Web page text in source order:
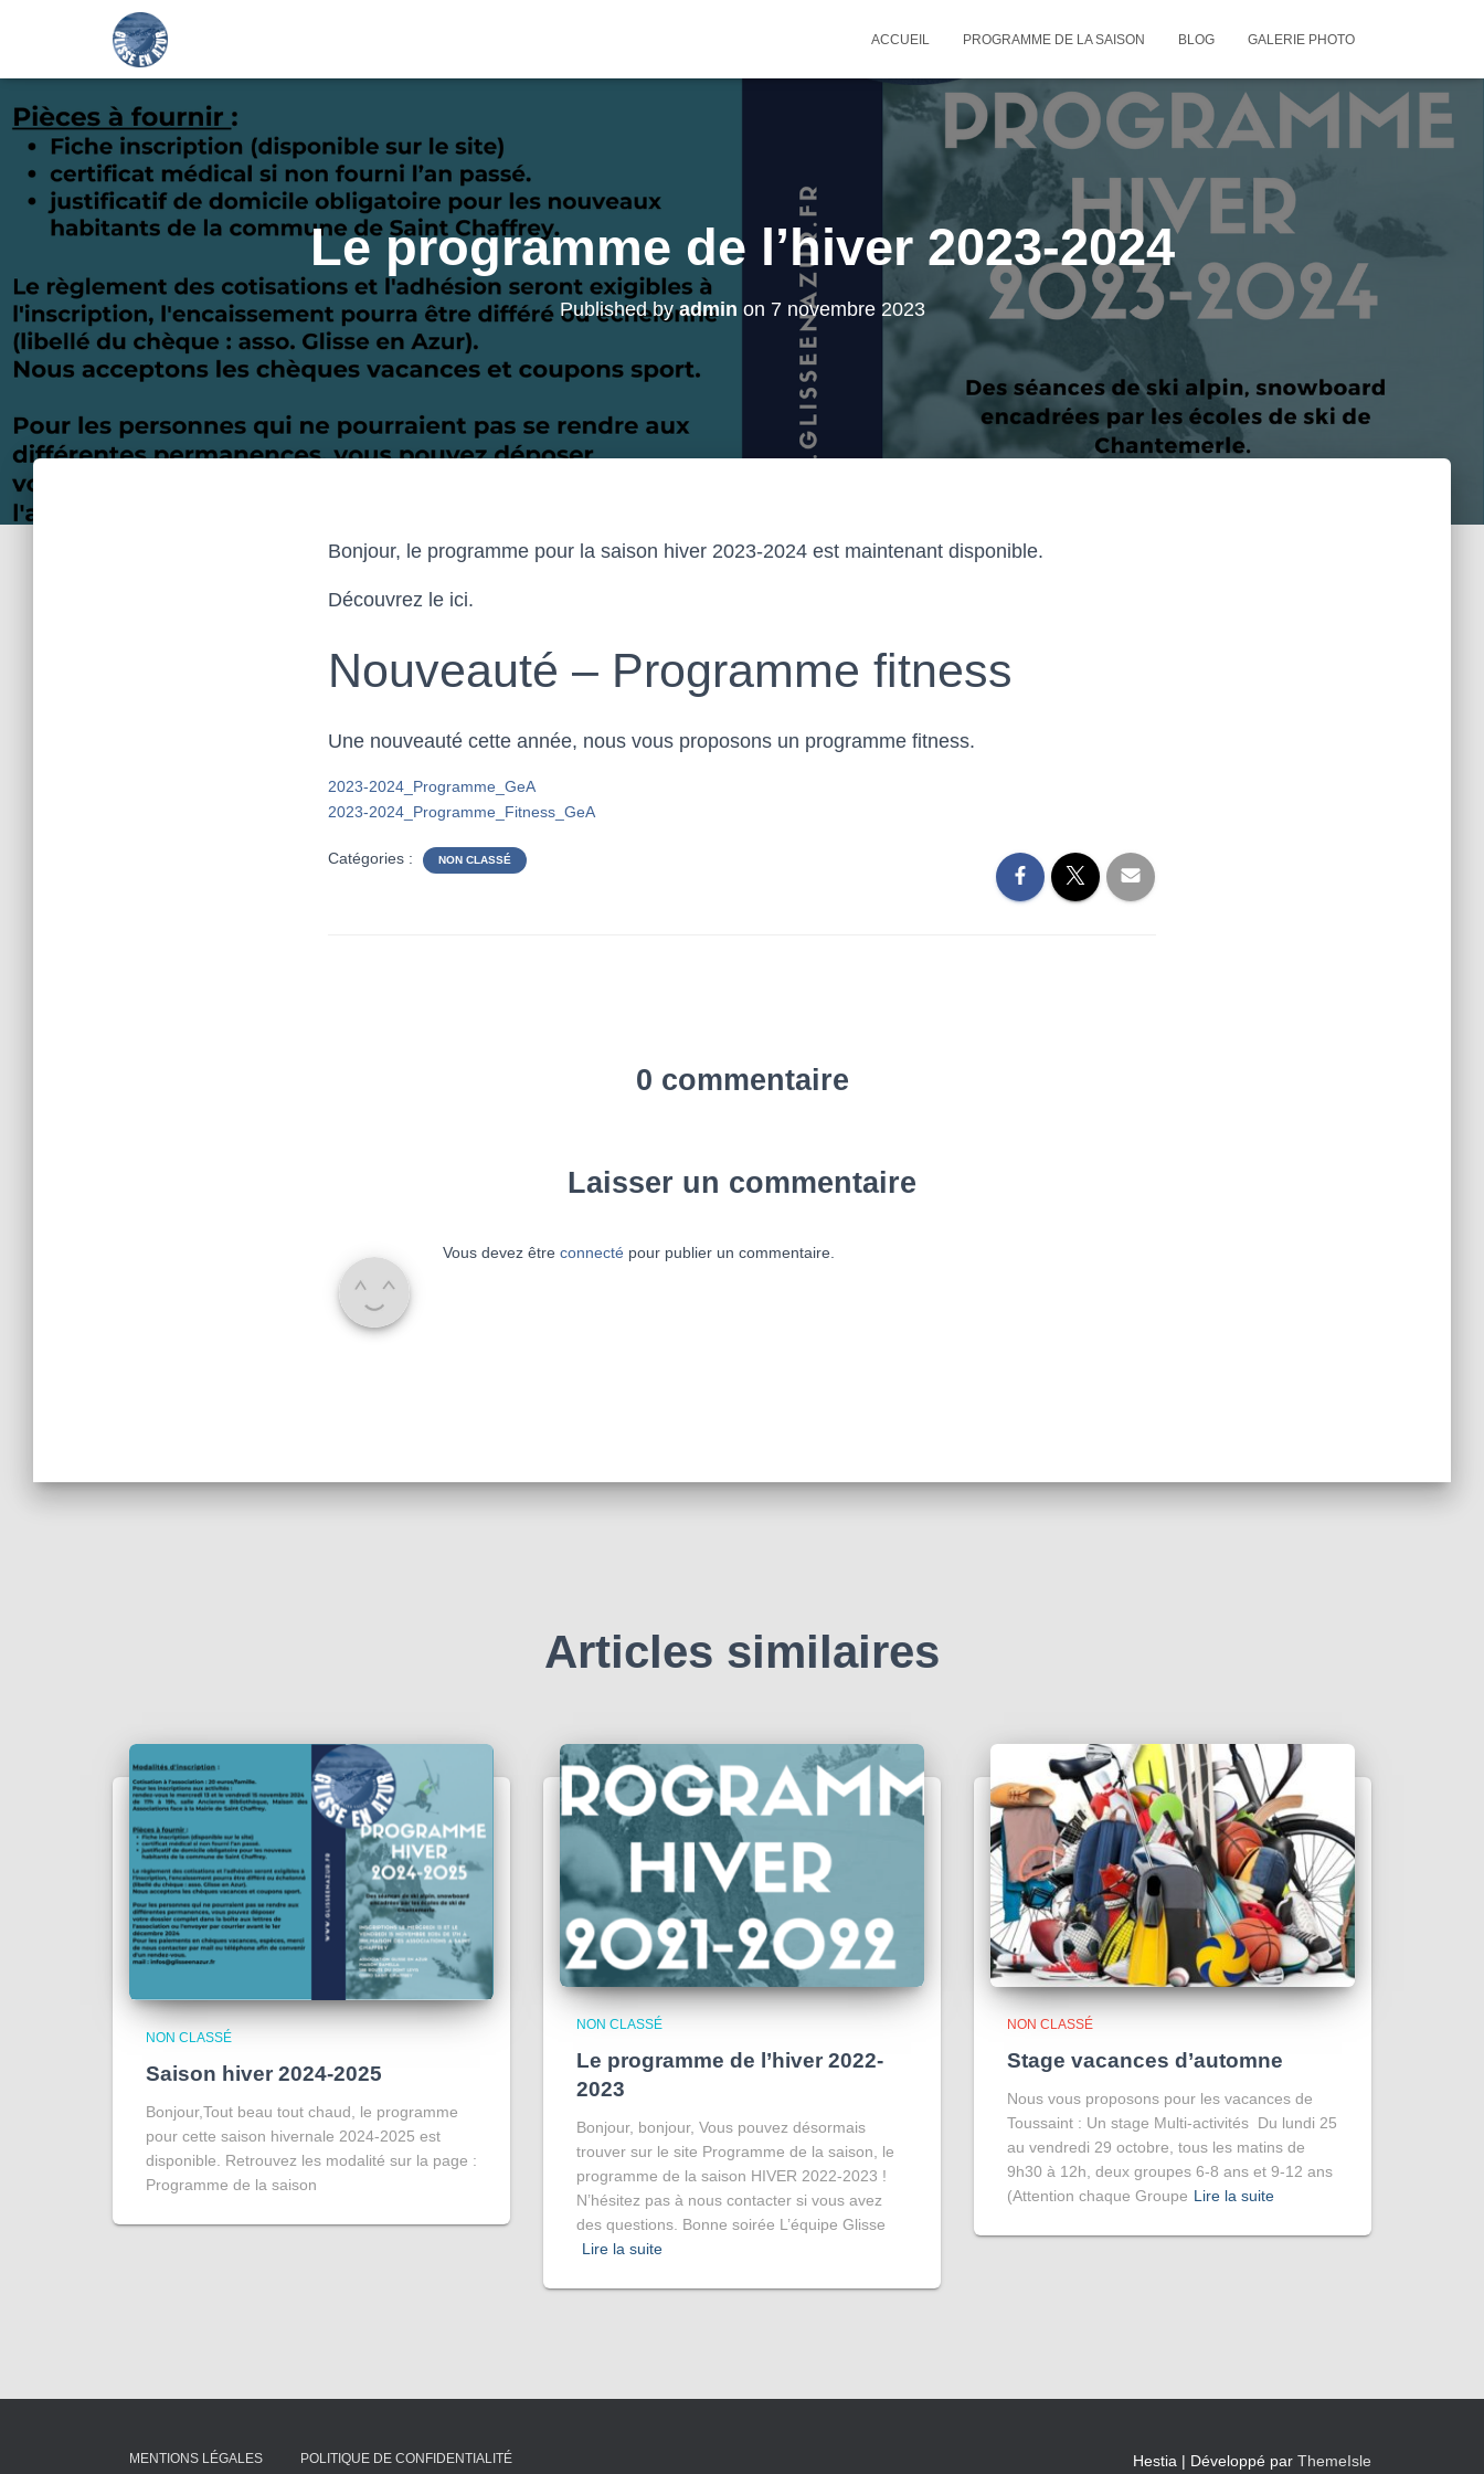
ACCUEIL PROGRAMME DE LA SAISON BLOG GALERIE PHOTO
Le programme de l’hiver 2023-2024
Published byadmin on 7 novembre 2023
Bonjour, le programme pour la saison hiver 2023-2024 est maintenant disponible.
Découvrez le ici.
Nouveauté – Programme fitness
Une nouveauté cette année, nous vous proposons un programme fitness.
2023-2024_Programme_GeA
2023-2024_Programme_Fitness_GeA
Catégories : NON CLASSÉ
0 commentaire
Laisser un commentaire
Vous devez être connecté pour publier un commentaire.
Articles similaires
NON CLASSÉ
Saison hiver 2024-2025
Bonjour,Tout beau tout chaud, le programme
pour cette saison hivernale 2024-2025 est
disponible. Retrouvez les modalité sur la page :
Programme de la saison
NON CLASSÉ
Le programme de l’hiver 2022-
2023
Bonjour, bonjour, Vous pouvez désormais
trouver sur le site Programme de la saison, le
programme de la saison HIVER 2022-2023 !
N’hésitez pas à nous contacter si vous avez
des questions. Bonne soirée L’équipe Glisse
Lire la suite
NON CLASSÉ
Stage vacances d’automne
Nous vous proposons pour les vacances de
Toussaint : Un stage Multi-activités Du lundi 25
au vendredi 29 octobre, tous les matins de
9h30 à 12h, deux groupes 6-8 ans et 9-12 ans
(Attention chaque Groupe Lire la suite
MENTIONS LÉGALES POLITIQUE DE CONFIDENTIALITÉ Hestia | Développé par ThemeIsle